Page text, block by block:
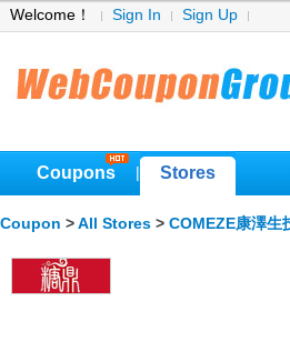
Welcome！ Sign In Sign Up
Coupons Stores
Coupon > All Stores > COMEZE康澤生